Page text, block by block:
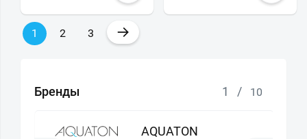
1 2 3 →
Бренды 1 / 10
AQUATON